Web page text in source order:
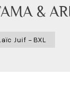
&
Juif - BXL